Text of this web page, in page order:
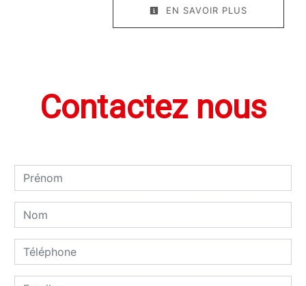
EN SAVOIR PLUS
Contactez nous